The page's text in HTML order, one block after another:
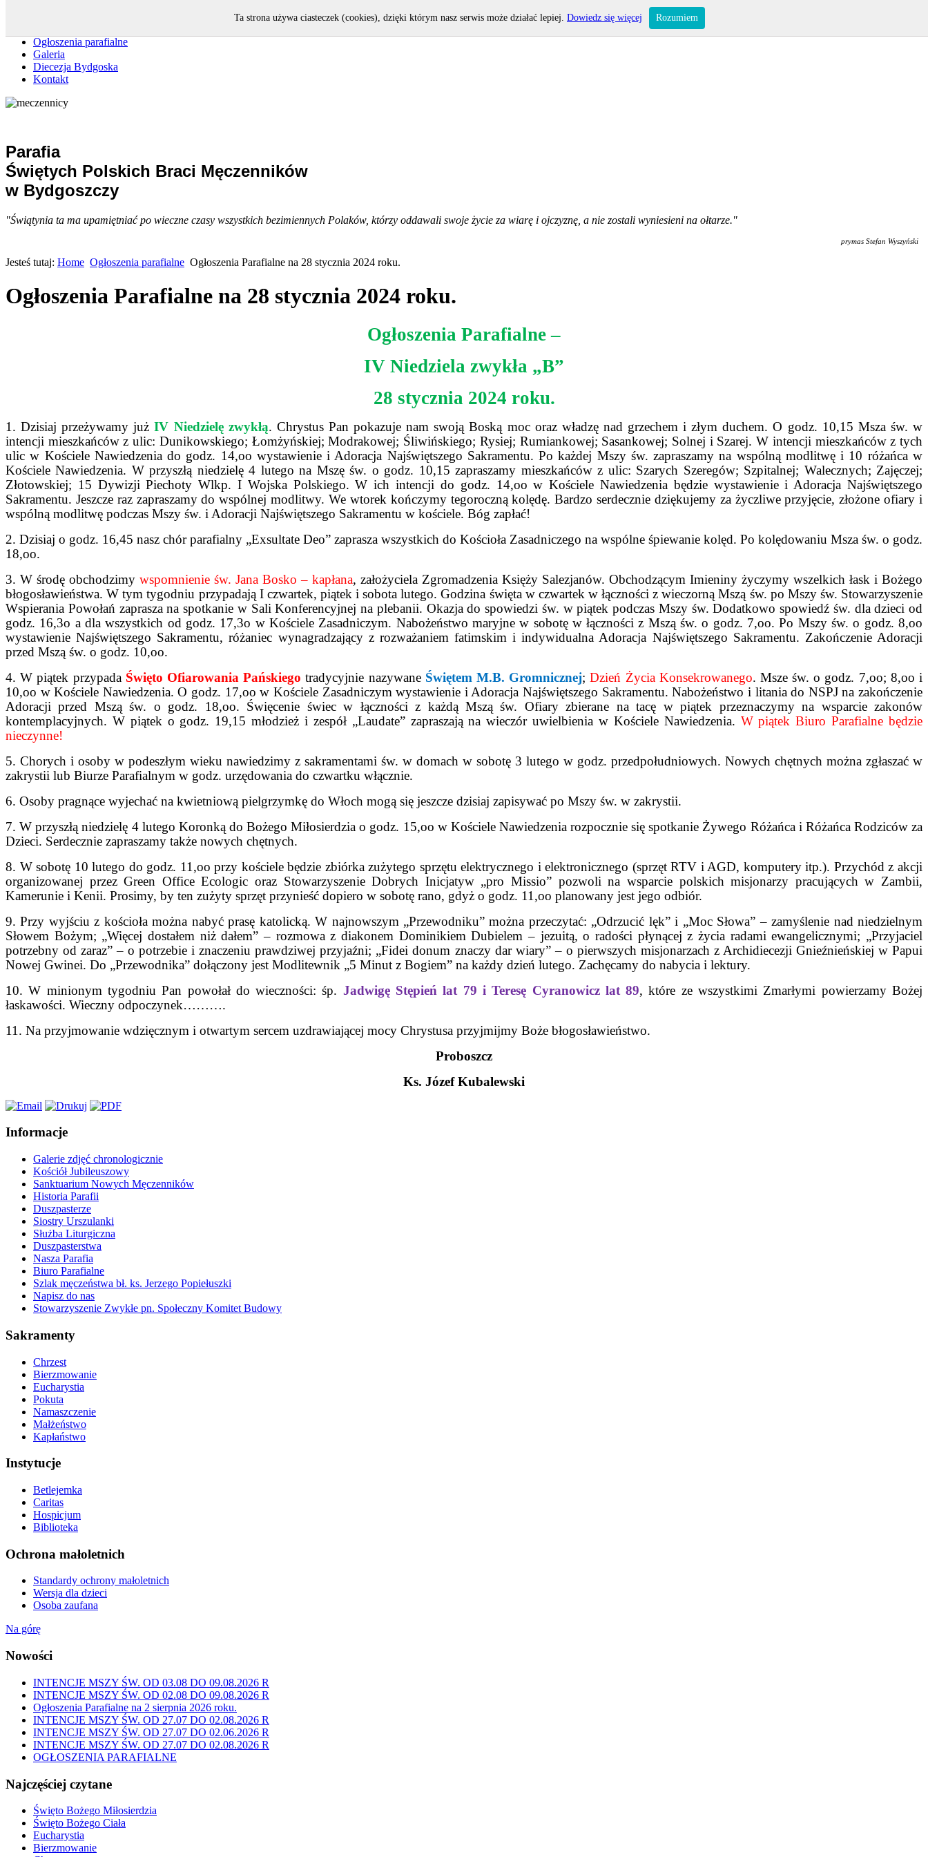
Ogłoszenia parafialne
Galeria
Diecezja Bydgoska
Kontakt
Parafia
Świętych Polskich Braci Męczenników
w Bydgoszczy
"Świątynia ta ma upamiętniać po wieczne czasy wszystkich bezimiennych Polaków, którzy oddawali swoje życie za wiarę i ojczyznę, a nie zostali wyniesieni na ołtarze."
prymas Stefan Wyszyński
Jesteś tutaj: Home Ogłoszenia parafialne Ogłoszenia Parafialne na 28 stycznia 2024 roku.
Ogłoszenia Parafialne na 28 stycznia 2024 roku.
Ogłoszenia Parafialne –
IV Niedziela zwykła „B”
28 stycznia 2024 roku.
1. Dzisiaj przeżywamy jużIV Niedzielę zwykłą. Chrystus Pan pokazuje nam swoją Boską moc oraz władzę nad grzechem i złym duchem. O godz. 10,15 Msza św. w
intencji mieszkańców z ulic: Dunikowskiego; Łomżyńskiej; Modrakowej; Śliwińskiego; Rysiej; Rumiankowej; Sasankowej; Solnej i Szarej. W intencji mieszkańców z tych
ulic w Kościele Nawiedzenia do godz. 14,oo wystawienie i Adoracja Najświętszego Sakramentu. Po każdej Mszy św. zapraszamy na wspólną modlitwę i 10 różańca w
Kościele Nawiedzenia. W przyszłą niedzielę 4 lutego na Mszę św. o godz. 10,15 zapraszamy mieszkańców z ulic: Szarych Szeregów; Szpitalnej; Walecznych; Zajęczej;
Złotowskiej; 15 Dywizji Piechoty Wlkp. I Wojska Polskiego. W ich intencji do godz. 14,oo w Kościele Nawiedzenia będzie wystawienie i Adoracja Najświętszego
Sakramentu. Jeszcze raz zapraszamy do wspólnej modlitwy. We wtorek kończymy tegoroczną kolędę. Bardzo serdecznie dziękujemy za życzliwe przyjęcie, złożone ofiary i
wspólną modlitwę podczas Mszy św. i Adoracji Najświętszego Sakramentu w kościele. Bóg zapłać!
2. Dzisiaj o godz. 16,45 nasz chór parafialny „Exsultate Deo” zaprasza wszystkich do Kościoła Zasadniczego na wspólne śpiewanie kolęd. Po kolędowaniu Msza św. o godz.
18,oo.
3. W środę obchodzimy wspomnienie św. Jana Bosko – kapłana, założyciela Zgromadzenia Księży Salezjanów. Obchodzącym Imieniny życzymy wszelkich łask i Bożego
błogosławieństwa. W tym tygodniu przypadają I czwartek, piątek i sobota lutego. Godzina święta w czwartek w łączności z wieczorną Mszą św. po Mszy św. Stowarzyszenie
Wspierania Powołań zaprasza na spotkanie w Sali Konferencyjnej na plebanii. Okazja do spowiedzi św. w piątek podczas Mszy św. Dodatkowo spowiedź św. dla dzieci od
godz. 16,3o a dla wszystkich od godz. 17,3o w Kościele Zasadniczym. Nabożeństwo maryjne w sobotę w łączności z Mszą św. o godz. 7,oo. Po Mszy św. o godz. 8,oo
wystawienie Najświętszego Sakramentu, różaniec wynagradzający z rozważaniem fatimskim i indywidualna Adoracja Najświętszego Sakramentu. Zakończenie Adoracji
przed Mszą św. o godz. 10,oo.
4. W piątek przypada Święto Ofiarowania Pańskiego tradycyjnie nazywane Świętem M.B. Gromnicznej;Dzień Życia Konsekrowanego. Msze św. o godz. 7,oo; 8,oo i
10,oo w Kościele Nawiedzenia. O godz. 17,oo w Kościele Zasadniczym wystawienie i Adoracja Najświętszego Sakramentu. Nabożeństwo i litania do NSPJ na zakończenie
Adoracji przed Mszą św. o godz. 18,oo. Święcenie świec w łączności z każdą Mszą św. Ofiary zbierane na tacę w piątek przeznaczymy na wsparcie zakonów
kontemplacyjnych. W piątek o godz. 19,15 młodzież i zespół „Laudate” zapraszają na wieczór uwielbienia w Kościele Nawiedzenia. W piątek Biuro Parafialne będzie
nieczynne!
5. Chorych i osoby w podeszłym wieku nawiedzimy z sakramentami św. w domach w sobotę 3 lutego w godz. przedpołudniowych. Nowych chętnych można zgłaszać w
zakrystii lub Biurze Parafialnym w godz. urzędowania do czwartku włącznie.
6. Osoby pragnące wyjechać na kwietniową pielgrzymkę do Włoch mogą się jeszcze dzisiaj zapisywać po Mszy św. w zakrystii.
7. W przyszłą niedzielę 4 lutego Koronką do Bożego Miłosierdzia o godz. 15,oo w Kościele Nawiedzenia rozpocznie się spotkanie Żywego Różańca i Różańca Rodziców za
Dzieci. Serdecznie zapraszamy także nowych chętnych.
8. W sobotę 10 lutego do godz. 11,oo przy kościele będzie zbiórka zużytego sprzętu elektrycznego i elektronicznego (sprzęt RTV i AGD, komputery itp.). Przychód z akcji
organizowanej przez Green Office Ecologic oraz Stowarzyszenie Dobrych Inicjatyw „pro Missio” pozwoli na wsparcie polskich misjonarzy pracujących w Zambii,
Kamerunie i Kenii. Prosimy, by ten zużyty sprzęt przynieść dopiero w sobotę rano, gdyż o godz. 11,oo planowany jest jego odbiór.
9. Przy wyjściu z kościoła można nabyć prasę katolicką. W najnowszym „Przewodniku” można przeczytać: „Odrzucić lęk” i „Moc Słowa” – zamyślenie nad niedzielnym
Słowem Bożym; „Więcej dostałem niż dałem” – rozmowa z diakonem Dominikiem Dubielem – jezuitą, o radości płynącej z życia radami ewangelicznymi; „Przyjaciel
potrzebny od zaraz” – o potrzebie i znaczeniu prawdziwej przyjaźni; „Fidei donum znaczy dar wiary” – o pierwszych misjonarzach z Archidiecezji Gnieźnieńskiej w Papui
Nowej Gwinei. Do „Przewodnika” dołączony jest Modlitewnik „5 Minut z Bogiem” na każdy dzień lutego. Zachęcamy do nabycia i lektury.
10. W minionym tygodniu Pan powołał do wieczności: śp. Jadwigę Stępień lat 79 i Teresę Cyranowicz lat 89, które ze wszystkimi Zmarłymi powierzamy Bożej
łaskawości. Wieczny odpoczynek……….
11. Na przyjmowanie wdzięcznym i otwartym sercem uzdrawiającej mocy Chrystusa przyjmijmy Boże błogosławieństwo.
Proboszcz
Ks. Józef Kubalewski
Informacje
Galerie zdjęć chronologicznie
Kościół Jubileuszowy
Sanktuarium Nowych Męczenników
Historia Parafii
Duszpasterze
Siostry Urszulanki
Służba Liturgiczna
Duszpasterstwa
Nasza Parafia
Biuro Parafialne
Szlak męczeństwa bł. ks. Jerzego Popiełuszki
Napisz do nas
Stowarzyszenie Zwykłe pn. Społeczny Komitet Budowy
Sakramenty
Chrzest
Bierzmowanie
Eucharystia
Pokuta
Namaszczenie
Małżeństwo
Kapłaństwo
Instytucje
Betlejemka
Caritas
Hospicjum
Biblioteka
Ochrona małoletnich
Standardy ochrony małoletnich
Wersja dla dzieci
Osoba zaufana
Na górę
Nowości
INTENCJE MSZY ŚW. OD 03.08 DO 09.08.2026 R
INTENCJE MSZY ŚW. OD 02.08 DO 09.08.2026 R
Ogłoszenia Parafialne na 2 sierpnia 2026 roku.
INTENCJE MSZY ŚW. OD 27.07 DO 02.08.2026 R
INTENCJE MSZY ŚW. OD 27.07 DO 02.06.2026 R
INTENCJE MSZY ŚW. OD 27.07 DO 02.08.2026 R
OGŁOSZENIA PARAFIALNE
Najczęściej czytane
Święto Bożego Miłosierdzia
Święto Bożego Ciała
Eucharystia
Bierzmowanie
Ta strona używa ciasteczek (cookies), dzięki którym nasz serwis może działać lepiej. Dowiedz się więcej Rozumiem